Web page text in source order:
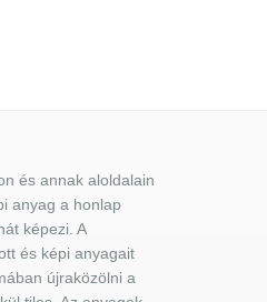
és annak aloldalain
anyag a honlap
képezi. A
és képi anyagait
újraközölni a